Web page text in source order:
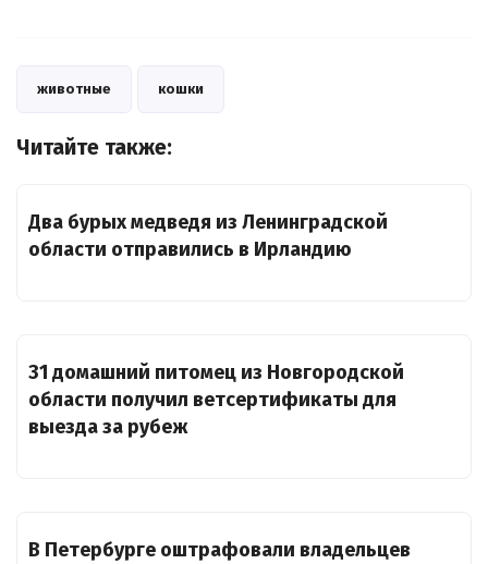
животные кошки
Читайте также:
Два бурых медведя из Ленинградской
области отправились в Ирландию
31 домашний питомец из Новгородской
области получил ветсертификаты для
выезда за рубеж
В Петербурге оштрафовали владельцев